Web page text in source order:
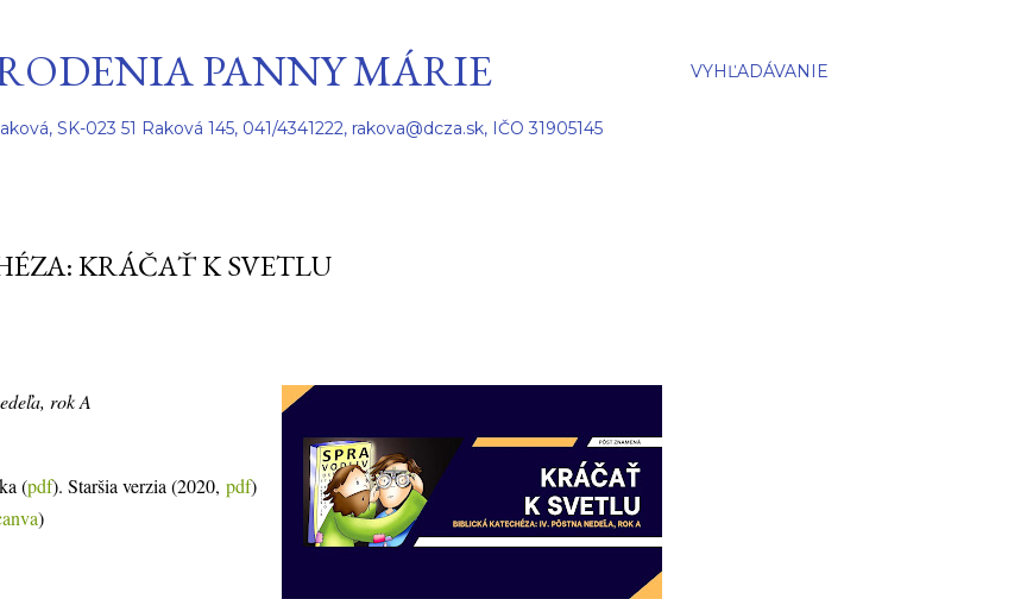
VYHĽADÁVANIE
PANNY MÁRIE
SK-023 51 Raková 145, 041/4341222, rakova@dcza.sk, IČO 31905145
KRÁČAŤ K SVETLU
rok A
(pdf). Staršia verzia (2020, pdf)
)